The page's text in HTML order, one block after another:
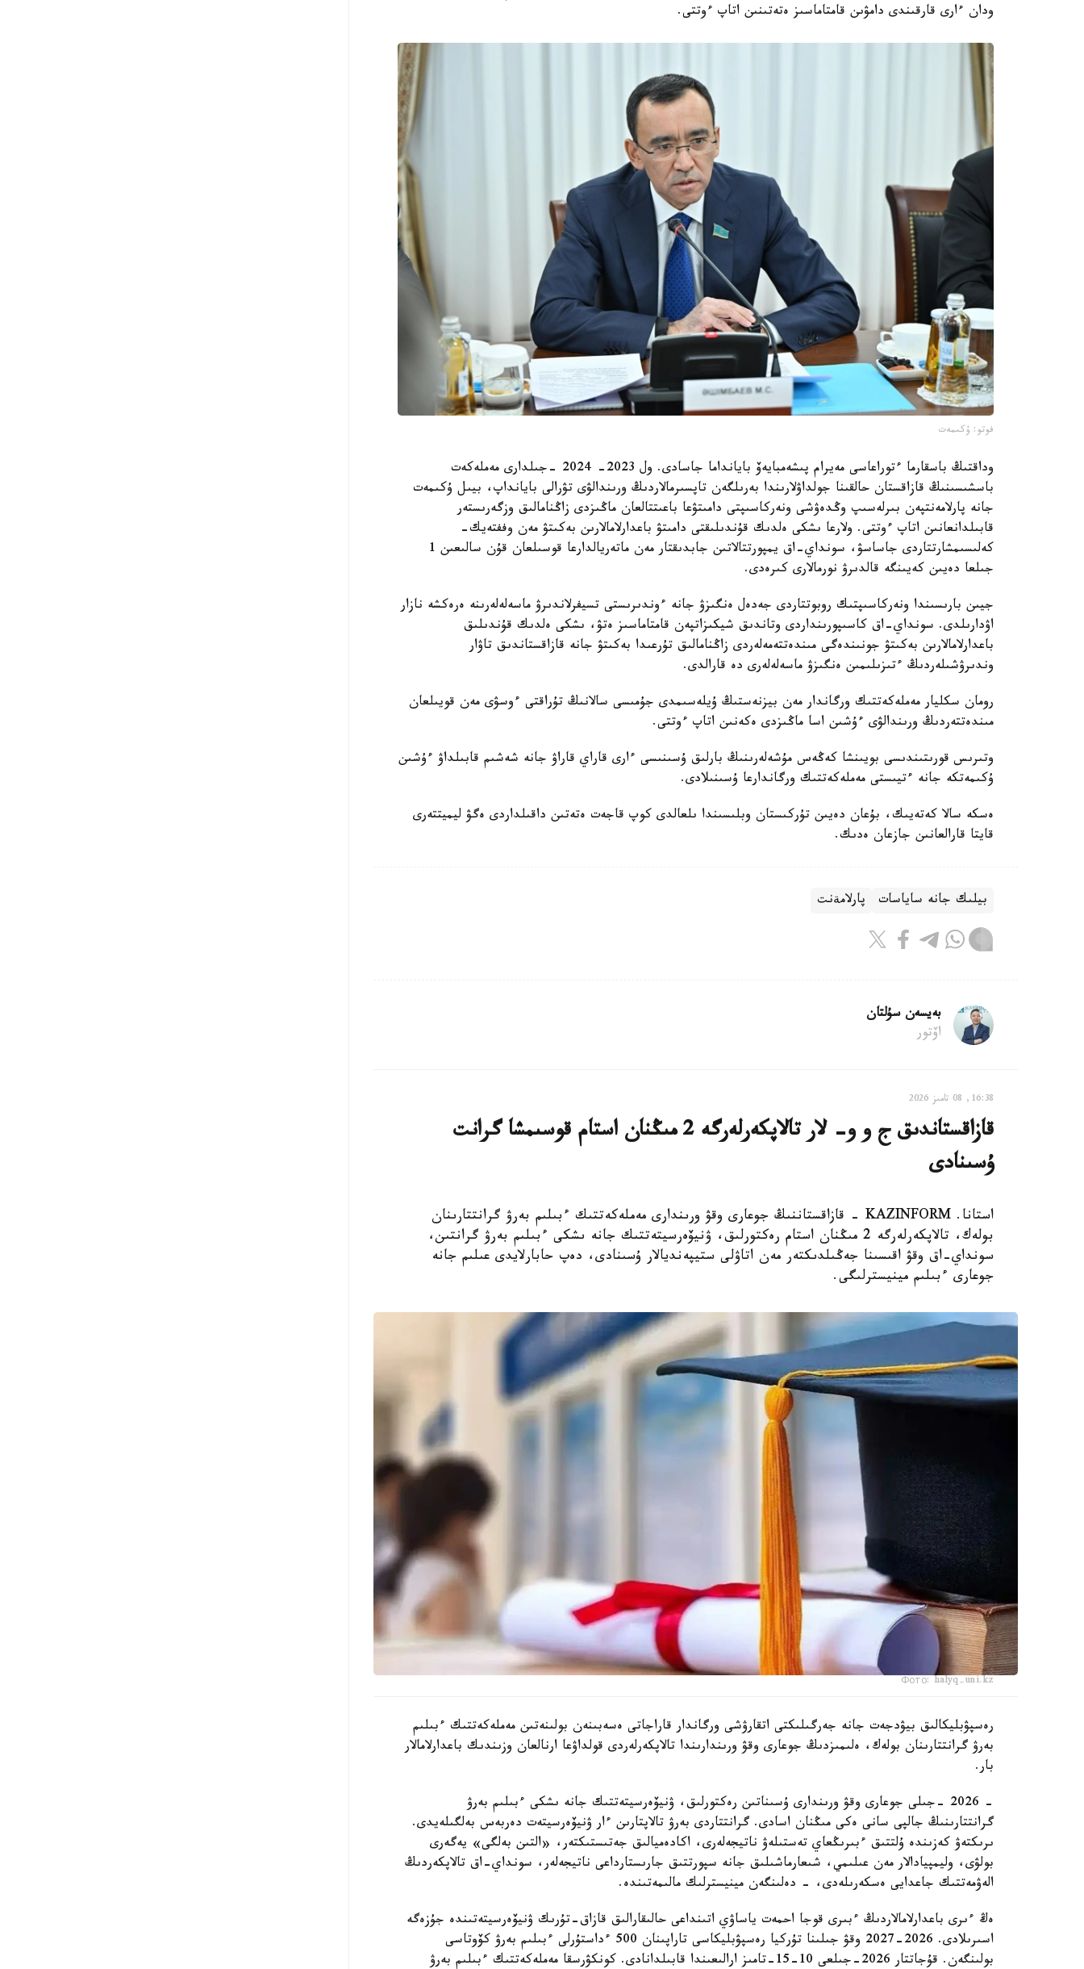
ودان ءارى قارقىندى دامۋىن قامتاماسىز ەتەتىنىن اتاپ ءوتتى.
فوتو: ۇكىمەت
وداقتىڭ باسقارما ءتوراعاسى مەيرام پىشەمبايەۆ بايانداما جاسادى. ول 2023- 2024 -جىلدارى مەملەكەت
باسشىسىنىڭ قازاقستان حالقىنا جولداۋلارىندا بەرىلگەن تاپسىرمالاردىڭ ورىندالۋى تۋرالى بايانداپ، بيىل ۇكىمەت
جانە پارلامەنتپەن بىرلەسىپ وڭدەۋشى ونەركاسىپتى دامىتۋعا باعىتتالعان ماڭىزدى زاڭنامالىق وزگەرىستەر
قابىلدانعانىن اتاپ ءوتتى. ولارعا ىشكى ەلدىك قۇندىلىقتى دامىتۋ باعدارلامالارىن بەكىتۋ مەن وففتەيك-
كەلىسىمشارتتاردى جاساسۋ، سونداي-اق يمپورتتالاتىن جابدىقتار مەن ماتەريالدارعا قوسىلعان قۇن سالىعىن 1
جىلعا دەيىن كەيىنگە قالدىرۋ نورمالارى كىرەدى.
جيىن بارىسىندا ونەركاسىپتىك روبوتتاردى جەدەل ەنگىزۋ جانە ءوندىرىستى تسيفرلاندىرۋ ماسەلەلەرىنە ەرەكشە نازار
اۋدارىلدى. سونداي-اق كاسىپورىنداردى وتاندىق شيكىزاتپەن قامتاماسىز ەتۋ، ىشكى ەلدىك قۇندىلىق
باعدارلامالارىن بەكىتۋ جونىندەگى مىندەتتەمەلەردى زاڭنامالىق تۇرعىدا بەكىتۋ جانە قازاقستاندىق تاۋار
وندىرۋشىلەردىڭ ءتىزىلىمىن ەنگىزۋ ماسەلەلەرى دە قارالدى.
رومان سكليار مەملەكەتتىك ورگاندار مەن بيزنەستىڭ ۇيلەسىمدى جۇمىسى سالانىڭ تۇراقتى ءوسۋى مەن قويىلعان
مىندەتتەردىڭ ورىندالۋى ءۇشىن اسا ماڭىزدى ەكەنىن اتاپ ءوتتى.
وتىرىس قورىتىندىسى بويىنشا كەڭەس مۇشەلەرىنىڭ بارلىق ۇسىنىسى ءارى قاراي قاراۋ جانە شەشىم قابىلداۋ ءۇشىن
ۇكىمەتكە جانە ءتيىستى مەملەكەتتىك ورگاندارعا ۇسىنىلادى.
ەسكە سالا كەتەيىك، بۇعان دەيىن تۇركىستان وبلىسىندا ىلعالدى كوپ قاجەت ەتەتىن داقىلداردى ەگۋ ليميتتەرى
قايتا قارالعانىن جازعان ەدىك.
بيلىك جانە ساياسات پارلامةنت
بەيسەن سۇلتان
اۆتور
16:38, 08 تامىز 2026
قازاقستاندىق ج و و- لار تالاپكەرلەرگە 2 مىڭنان استام قوسىمشا گرانت
ۇسىنادى
استانا. KAZINFORM - قازاقستاننىڭ جوعارى وقۋ ورىندارى مەملەكەتتىك ءبىلىم بەرۋ گرانتتارىنان
بولەك، تالاپكەرلەرگە 2 مىڭنان استام رەكتورلىق، ۋنيۆەرسيتەتتىك جانە ىشكى ءبىلىم بەرۋ گرانتىن،
سونداي-اق وقۋ اقىسىنا جەڭىلدىكتەر مەن اتاۋلى ستيپەنديالار ۇسىنادى، دەپ حابارلايدى عىلىم جانە
جوعارى ءبىلىم مينيسترلىگى.
Фото: halyq-uni.kz
رەسپۋبليكالىق بيۋدجەت جانە جەرگىلىكتى اتقارۋشى ورگاندار قاراجاتى ەسەبىنەن بولىنەتىن مەملەكەتتىك ءبىلىم
بەرۋ گرانتتارىنان بولەك، ەلىمىزدىڭ جوعارى وقۋ ورىندارىندا تالاپكەرلەردى قولداۋعا ارنالعان وزىندىك باعدارلامالار
بار.
- 2026 -جىلى جوعارى وقۋ ورىندارى ۇسىناتىن رەكتورلىق، ۋنيۆەرسيتەتتىك جانە ىشكى ءبىلىم بەرۋ
گرانتتارىنىڭ جالپى سانى ەكى مىڭنان اسادى. گرانتتاردى بەرۋ تالاپتارىن ءار ۋنيۆەرسيتەت دەربەس بەلگىلەيدى.
ىرىكتەۋ كەزىندە ۇلتتىق ءبىرىڭعاي تەستىلەۋ ناتيجەلەرى، اكادەميالىق جەتىستىكتەر، «التىن بەلگى» يەگەرى
بولۋى، وليمپيادالار مەن عىلىمي، شىعارماشىلىق جانە سپورتتىق جارىستارداعى ناتيجەلەر، سونداي-اق تالاپكەردىڭ
الەۋمەتتىك جاعدايى ەسكەرىلەدى، - دەلىنگەن مينيسترلىك مالىمەتىندە.
ەڭ ءىرى باعدارلامالاردىڭ ءبىرى قوجا احمەت ياساۋي اتىنداعى حالىقارالىق قازاق-تۇرىك ۋنيۆەرسيتەتىندە جۇزەگە
اسىرىلادى. 2026-2027 وقۋ جىلىنا تۇركيا رەسپۋبليكاسى تاراپىنان 500 ءداستۇرلى ءبىلىم بەرۋ كۆوتاسى
بولىنگەن. قۇجاتتار 2026-جىلعى 10-15-تامىز ارالىعىندا قابىلدانادى. كونكۋرسقا مەملەكەتتىك ءبىلىم بەرۋ